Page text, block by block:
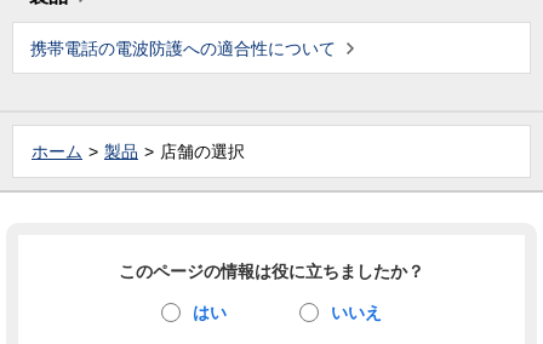
携帯電話の電波防護への適合性について
ホーム 製品 店舗の選択
このページの情報は役に立ちましたか？
はい いいえ